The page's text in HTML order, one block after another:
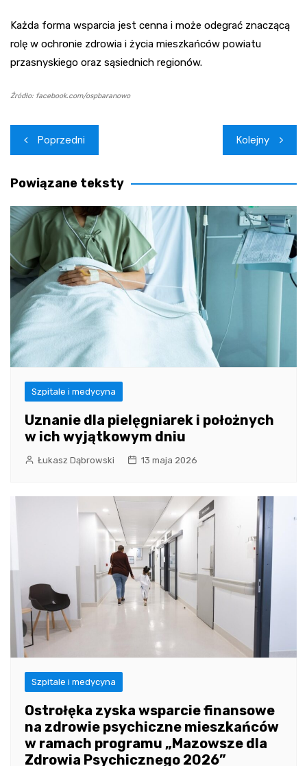
Każda forma wsparcia jest cenna i może odegrać znaczącą
rolę w ochronie zdrowia i życia mieszkańców powiatu
przasnyskiego oraz sąsiednich regionów.
Źródło: facebook.com/ospbaranowo
Nawigacja
wpisu
Poprzedni Kolejny
Powiązane teksty
Szpitale i medycyna
Uznanie dla pielęgniarek i położnych
w ich wyjątkowym dniu
Łukasz Dąbrowski 13 maja 2026
Szpitale i medycyna
Ostrołęka zyska wsparcie finansowe
na zdrowie psychiczne mieszkańców
w ramach programu „Mazowsze dla
Zdrowia Psychicznego 2026”